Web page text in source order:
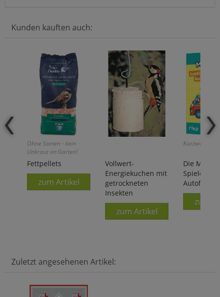
Kunden kauften auch:
Ohne Samen - kein
Unkraut im Garten!
Fettpellets
zum Artikel
Vollwert-
Energiekuchen mit
getrockneten
Insekten
zum Artikel
Kurzweil
Die Maus
Spiele für
zum
Zuletzt angesehenen Artikel: